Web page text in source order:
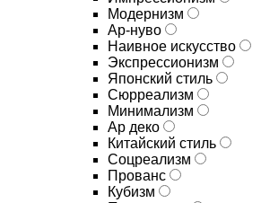
Модернизм
Ар-нуво
Наивное искусство
Экспрессионизм
Японский стиль
Сюрреализм
Минимализм
Ар деко
Китайский стиль
Соцреализм
Прованс
Кубизм